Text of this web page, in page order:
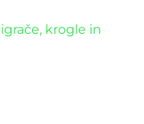
igrače, krogle in